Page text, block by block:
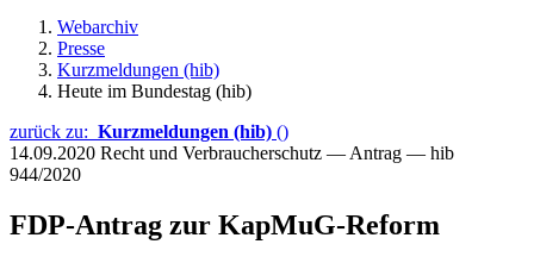
Webarchiv
Presse
Kurzmeldungen (hib)
Heute im Bundestag (hib)
zurück zu: Kurzmeldungen (hib) ()
14.09.2020 Recht und Verbraucherschutz — Antrag — hib
944/2020
FDP-Antrag zur KapMuG-Reform